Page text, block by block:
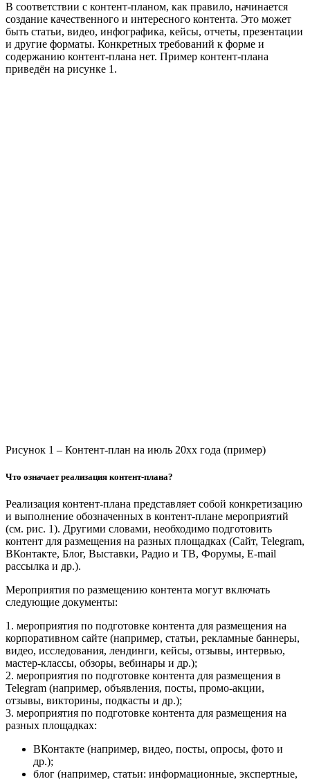
В соответствии с контент-планом, как правило, начинается
создание качественного и интересного контента. Это может
быть статьи, видео, инфографика, кейсы, отчеты, презентации
и другие форматы. Конкретных требований к форме и
содержанию контент-плана нет. Пример контент-плана
приведён на рисунке 1.
Рисунок 1 – Контент-план на июль 20хх года (пример)
Что означает реализация контент-плана?
Реализация контент-плана представляет собой конкретизацию
и выполнение обозначенных в контент-плане мероприятий
(см. рис. 1). Другими словами, необходимо подготовить
контент для размещения на разных площадках (Сайт, Telegram,
ВКонтакте, Блог, Выставки, Радио и ТВ, Форумы, E-mail
рассылка и др.).
Мероприятия по размещению контента могут включать
следующие документы:
1. мероприятия по подготовке контента для размещения на
корпоративном сайте (например, статьи, рекламные баннеры,
видео, исследования, лендинги, кейсы, отзывы, интервью,
мастер-классы, обзоры, вебинары и др.);
2. мероприятия по подготовке контента для размещения в
Telegram (например, объявления, посты, промо-акции,
отзывы, викторины, подкасты и др.);
3. мероприятия по подготовке контента для размещения на
разных площадках:
ВКонтакте (например, видео, посты, опросы, фото и
др.);
блог (например, статьи: информационные, экспертные,